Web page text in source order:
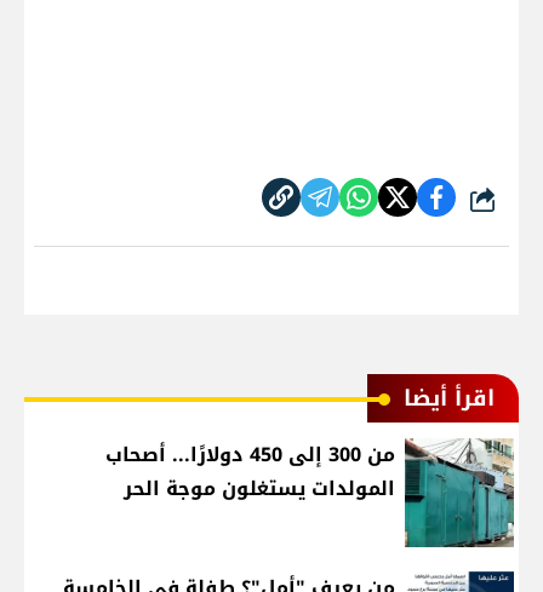
شارك
اقرأ أيضا
من 300 إلى 450 دولارًا... أصحاب
المولدات يستغلون موجة الحر